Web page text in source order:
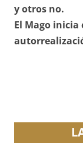
y otros no.
El Mago